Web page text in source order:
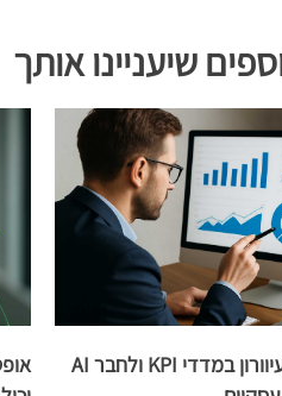
שיעניינו אותך
איך לתקן נקודות עיוורון במדדי KPI ולחבר AI